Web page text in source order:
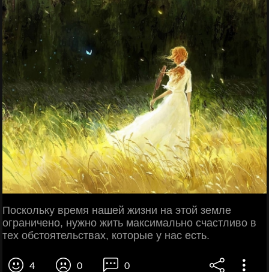
Поскольку время нашей жизни на этой земле
ограничено, нужно жить максимально счастливо в
тех обстоятельствах, которые у нас есть.
4 0 0